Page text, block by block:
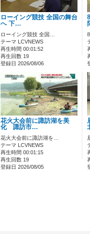
ローイング競技 全国の舞台
へ 下…
ローイング競技 全国…
テーマ LCVNEWS
再生時間 00:01:52
再生回数 19
登録日 2026/08/06
花火大会前に諏訪湖を美
化 諏訪市…
花火大会前に諏訪湖を…
テーマ LCVNEWS
再生時間 00:01:15
再生回数 19
登録日 2026/08/05